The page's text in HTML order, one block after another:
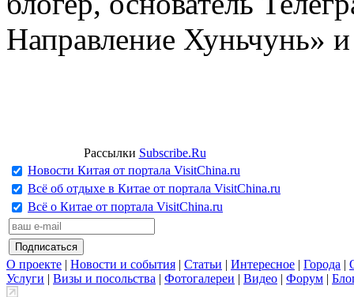
Направление Хуньчунь»
Рассылки Subscribe.Ru
Новости Китая от портала VisitChina.ru
Всё об отдыхе в Китае от портала VisitChina.ru
Всё о Китае от портала VisitChina.ru
О проекте | Новости и события | Статьи | Интересное | Города |
Услуги | Визы и посольства | Фотогалереи | Видео | Форум |